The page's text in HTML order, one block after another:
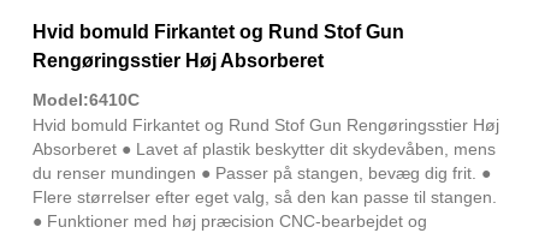
Hvid bomuld Firkantet og Rund Stof Gun
Rengøringsstier Høj Absorberet
Model:6410C
Hvid bomuld Firkantet og Rund Stof Gun Rengøringsstier Høj
Absorberet ● Lavet af plastik beskytter dit skydevåben, mens
du renser mundingen ● Passer på stangen, bevæg dig frit. ●
Flere størrelser efter eget valg, så den kan passe til stangen.
● Funktioner med høj præcision CNC-bearbejdet og